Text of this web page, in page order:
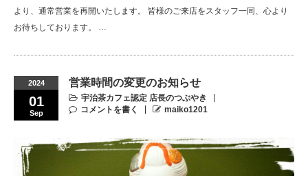
より、通常営業を再開いたします。 皆様のご来店をスタッフ一同、心より
お待ちしております。 …
2024
01
Sep
営業時間の変更のお知らせ
宇治茶カフェ認定 店長のつぶやき
コメントを書く
maiko1201